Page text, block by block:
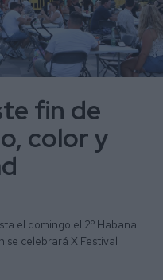
fin de
color y
el domingo el 2º Habana
se celebrará X Festival